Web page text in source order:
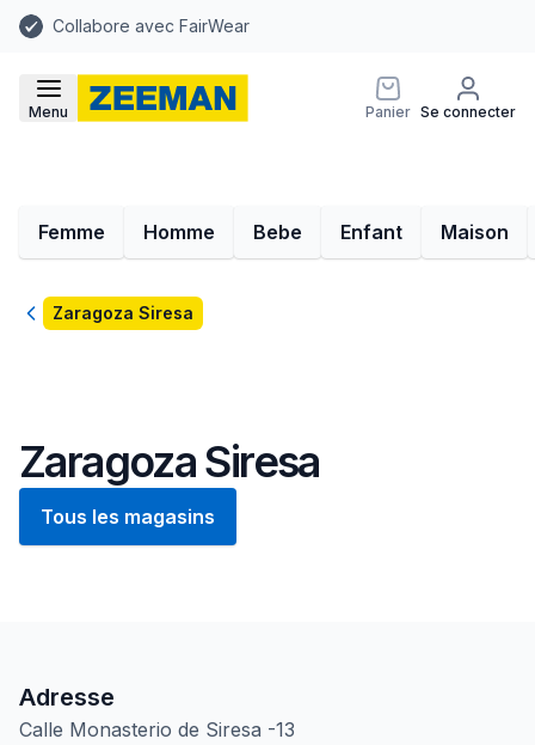
Collabore avec FairWear
Menu Panier Se connecter
Femme Homme Bebe Enfant Maison
RetourZaragoza Siresa
Zaragoza Siresa
Tous les magasins
Adresse
Calle Monasterio de Siresa -13